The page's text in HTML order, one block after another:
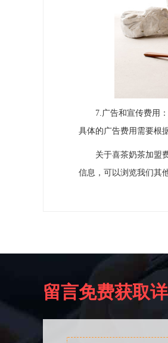
7.广告和宣传费用：
具体的广告费用需要根
关于喜茶奶茶加盟费
信息，可以浏览我们其
留言免费获取